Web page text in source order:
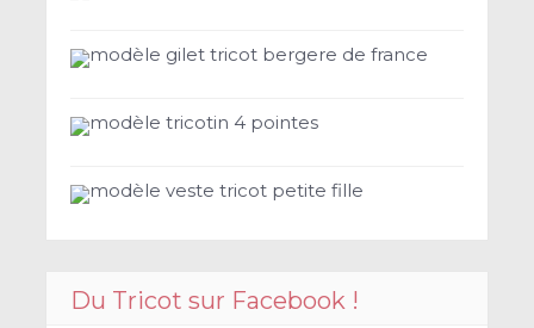
modèle gilet tricot bergere de france
modèle tricotin 4 pointes
modèle veste tricot petite fille
Du Tricot sur Facebook !